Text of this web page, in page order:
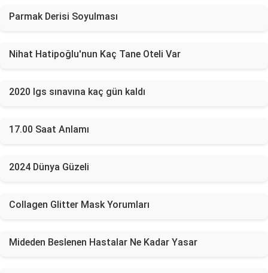
Parmak Derisi Soyulması
Nihat Hatipoğlu'nun Kaç Tane Oteli Var
2020 lgs sınavına kaç gün kaldı
17.00 Saat Anlamı
2024 Dünya Güzeli
Collagen Glitter Mask Yorumları
Mideden Beslenen Hastalar Ne Kadar Yasar